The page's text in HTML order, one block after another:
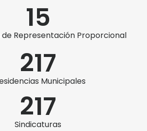
Representación Proporcional
15
Municipales
217
Sindicaturas
217